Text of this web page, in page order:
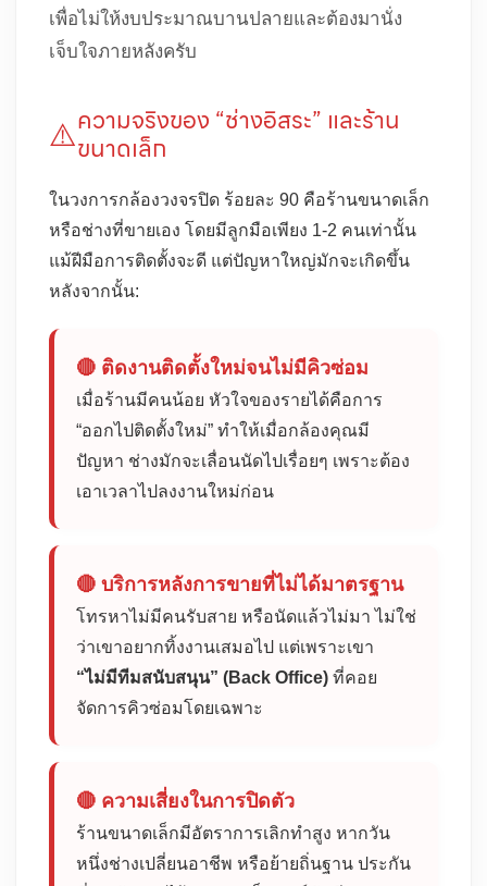
เพื่อไม่ให้งบประมาณบานปลายและต้องมานั่ง
เจ็บใจภายหลังครับ
⚠️ความจริงของ “ช่างอิสระ” และร้าน
ขนาดเล็ก
ในวงการกล้องวงจรปิด ร้อยละ 90 คือร้านขนาดเล็ก
หรือช่างที่ขายเอง โดยมีลูกมือเพียง 1-2 คนเท่านั้น
แม้ฝีมือการติดตั้งจะดี แต่ปัญหาใหญ่มักจะเกิดขึ้น
หลังจากนั้น:
🔴 ติดงานติดตั้งใหม่จนไม่มีคิวซ่อม
เมื่อร้านมีคนน้อย หัวใจของรายได้คือการ
“ออกไปติดตั้งใหม่” ทำให้เมื่อกล้องคุณมี
ปัญหา ช่างมักจะเลื่อนนัดไปเรื่อยๆ เพราะต้อง
เอาเวลาไปลงงานใหม่ก่อน
🔴 บริการหลังการขายที่ไม่ได้มาตรฐาน
โทรหาไม่มีคนรับสาย หรือนัดแล้วไม่มา ไม่ใช่
ว่าเขาอยากทิ้งงานเสมอไป แต่เพราะเขา
“ไม่มีทีมสนับสนุน” (Back Office) ที่คอย
จัดการคิวซ่อมโดยเฉพาะ
🔴 ความเสี่ยงในการปิดตัว
ร้านขนาดเล็กมีอัตราการเลิกทำสูง หากวัน
หนึ่งช่างเปลี่ยนอาชีพ หรือย้ายถิ่นฐาน ประกัน